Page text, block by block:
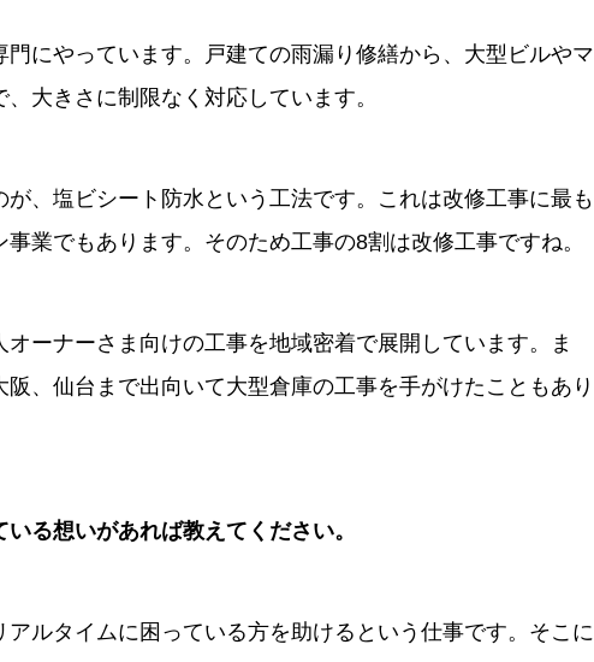
にやっています。戸建ての雨漏り修繕から、大型ビルやマ
大きさに制限なく対応しています。
、塩ビシート防水という工法です。これは改修工事に最も
業でもあります。そのため工事の8割は改修工事ですね。
ーナーさま向けの工事を地域密着で展開しています。ま
、仙台まで出向いて大型倉庫の工事を手がけたこともあり
る想いがあれば教えてください。
ルタイムに困っている方を助けるという仕事です。そこに